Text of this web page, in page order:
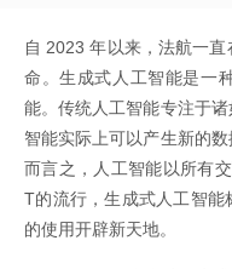
自 2023 年以来，法航一
命。生成式人工智能是一
能。传统人工智能专注于
智能实际上可以产生新的
而言之，人工智能以所有
T的流行，生成式人工智能
的使用开辟新天地。